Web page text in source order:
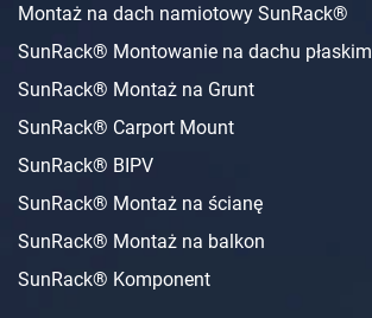
Montaż na dach namiotowy SunRack®
SunRack® Montowanie na dachu płaskim
SunRack® Montaż na Grunt
SunRack® Carport Mount
SunRack® BIPV
SunRack® Montaż na ścianę
SunRack® Montaż na balkon
SunRack® Komponent